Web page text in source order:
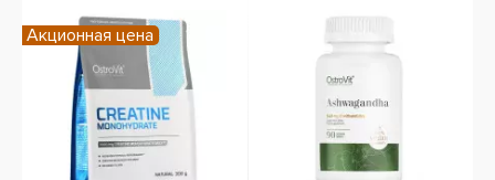
Акционная цена